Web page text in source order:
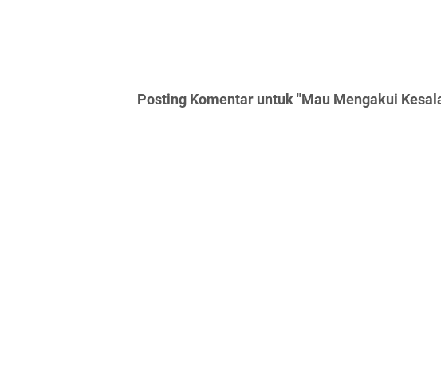
Posting Komentar untuk "Mau Mengakui